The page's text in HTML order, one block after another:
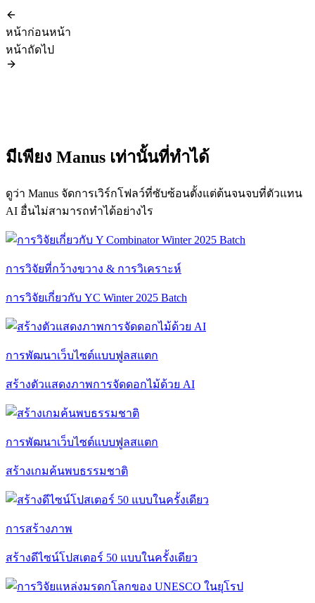
หน้าก่อนหน้า
หน้าถัดไป
มีเพียง Manus เท่านั้นที่ทำได้
ดูว่า Manus จัดการเวิร์กโฟลว์ที่ซับซ้อนตั้งแต่ต้นจนจบที่ตัวแทน
AI อื่นไม่สามารถทำได้อย่างไร
การวิจัยที่กว้างขวาง & การวิเคราะห์
การวิจัยเกี่ยวกับ YC Winter 2025 Batch
การพัฒนาเว็บไซต์แบบฟูลสแตก
สร้างตัวแสดงภาพการจัดดอกไม้ด้วย AI
การพัฒนาเว็บไซต์แบบฟูลสแตก
สร้างเกมค้นพบธรรมชาติ
การสร้างภาพ
สร้างดีไซน์โปสเตอร์ 50 แบบในครั้งเดียว